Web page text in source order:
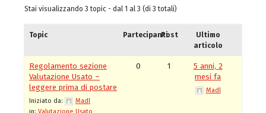
Stai visualizzando 3 topic - dal 1 al 3 (di 3 totali)
Topic PartecipantiPost
Ultimo
articolo
Regolamento sezione
Valutazione Usato –
leggere prima di postare
Iniziato da:
Madl
0 1
5 anni, 2
mesi fa
Madl